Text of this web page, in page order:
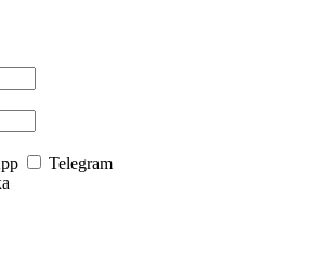
Telegram